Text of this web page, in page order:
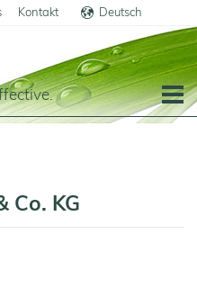
Kontakt
English
Deutsch
Co. KG